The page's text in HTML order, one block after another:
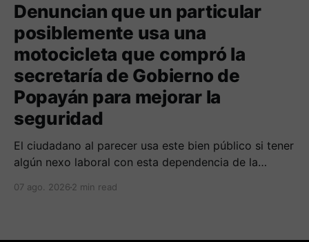
Denuncian que un particular
posiblemente usa una
motocicleta que compró la
secretaría de Gobierno de
Popayán para mejorar la
seguridad
El ciudadano al parecer usa este bien público si tener
algún nexo laboral con esta dependencia de la
municipales frente al tema.
07 ago. 2026 2 min read